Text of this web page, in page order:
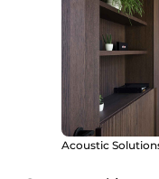
Acoustic